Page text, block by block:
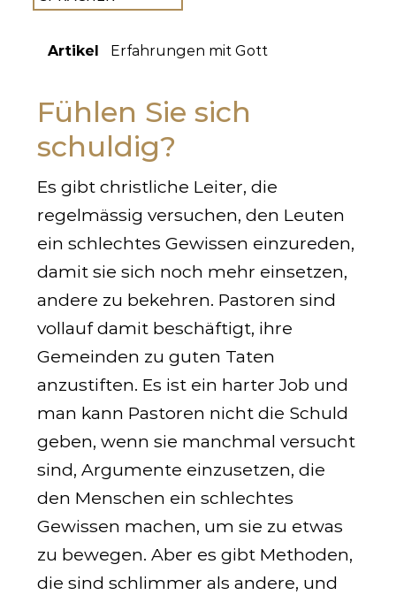
Artikel Erfahrungen mit Gott
Fühlen Sie sich
schuldig?
Es gibt christliche Leiter, die
regelmässig versuchen, den Leuten
ein schlechtes Gewissen einzureden,
damit sie sich noch mehr einsetzen,
andere zu bekehren. Pastoren sind
vollauf damit beschäftigt, ihre
Gemeinden zu guten Taten
anzustiften. Es ist ein harter Job und
man kann Pastoren nicht die Schuld
geben, wenn sie manchmal versucht
sind, Argumente einzusetzen, die
den Menschen ein schlechtes
Gewissen machen, um sie zu etwas
zu bewegen. Aber es gibt Methoden,
die sind schlimmer als andere, und